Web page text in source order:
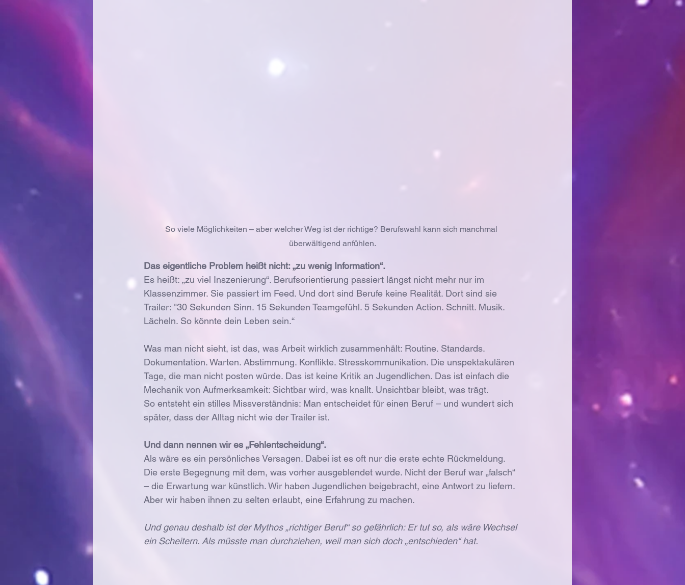
So viele Möglichkeiten – aber welcher Weg ist der richtige? Berufswahl kann sich manchmal
überwältigend anfühlen.
Das eigentliche Problem heißt nicht: „zu wenig Information“.
Es heißt: „zu viel Inszenierung“. Berufsorientierung passiert längst nicht mehr nur im
Klassenzimmer. Sie passiert im Feed. Und dort sind Berufe keine Realität. Dort sind sie
Trailer: "30 Sekunden Sinn. 15 Sekunden Teamgefühl. 5 Sekunden Action. Schnitt. Musik.
Lächeln. So könnte dein Leben sein.“
Was man nicht sieht, ist das, was Arbeit wirklich zusammenhält: Routine. Standards.
Dokumentation. Warten. Abstimmung. Konflikte. Stresskommunikation. Die unspektakulären
Tage, die man nicht posten würde. Das ist keine Kritik an Jugendlichen. Das ist einfach die
Mechanik von Aufmerksamkeit: Sichtbar wird, was knallt. Unsichtbar bleibt, was trägt.
So entsteht ein stilles Missverständnis: Man entscheidet für einen Beruf – und wundert sich
später, dass der Alltag nicht wie der Trailer ist.
Und dann nennen wir es „Fehlentscheidung“.
Als wäre es ein persönliches Versagen. Dabei ist es oft nur die erste echte Rückmeldung.
Die erste Begegnung mit dem, was vorher ausgeblendet wurde. Nicht der Beruf war „falsch“
– die Erwartung war künstlich. Wir haben Jugendlichen beigebracht, eine Antwort zu liefern.
Aber wir haben ihnen zu selten erlaubt, eine Erfahrung zu machen.
Und genau deshalb ist der Mythos „richtiger Beruf“ so gefährlich: Er tut so, als wäre Wechsel
ein Scheitern. Als müsste man durchziehen, weil man sich doch „entschieden“ hat.